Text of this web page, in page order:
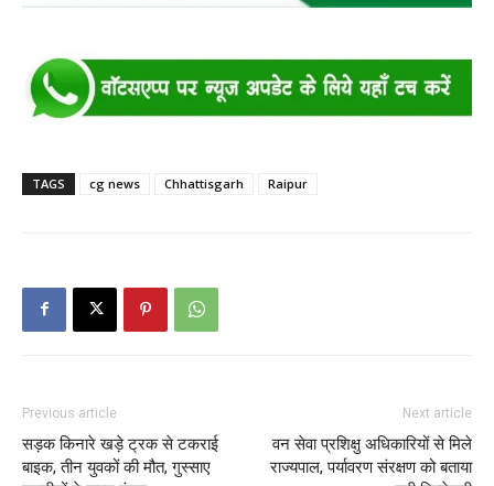
TAGS cg news Chhattisgarh Raipur
Previous article
सड़क किनारे खड़े ट्रक से टकराई
बाइक, तीन युवकों की मौत, गुस्साए
Next article
वन सेवा प्रशिक्षु अधिकारियों से मिले
राज्यपाल, पर्यावरण संरक्षण को बताया